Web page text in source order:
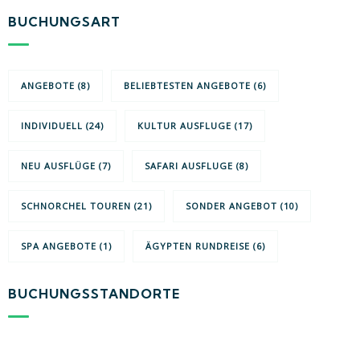
BUCHUNGSART
ANGEBOTE (8) BELIEBTESTEN ANGEBOTE (6)
INDIVIDUELL (24) KULTUR AUSFLUGE (17)
NEU AUSFLÜGE (7) SAFARI AUSFLUGE (8)
SCHNORCHEL TOUREN (21) SONDER ANGEBOT (10)
SPA ANGEBOTE (1) ÄGYPTEN RUNDREISE (6)
BUCHUNGSSTANDORTE